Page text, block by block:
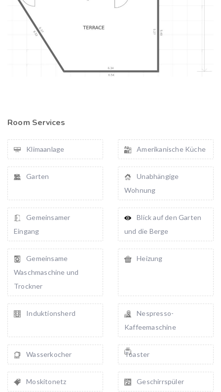
Room Services
Klimaanlage Amerikanische Küche
Garten
Unabhängige
Wohnung
Gemeinsamer
Eingang
Blick auf den Garten
und die Berge
Gemeinsame
Waschmaschine und
Trockner
Heizung
Induktionsherd
Nespresso-
Kaffeemaschine
Wasserkocher Toaster
Moskitonetz Geschirrspüler